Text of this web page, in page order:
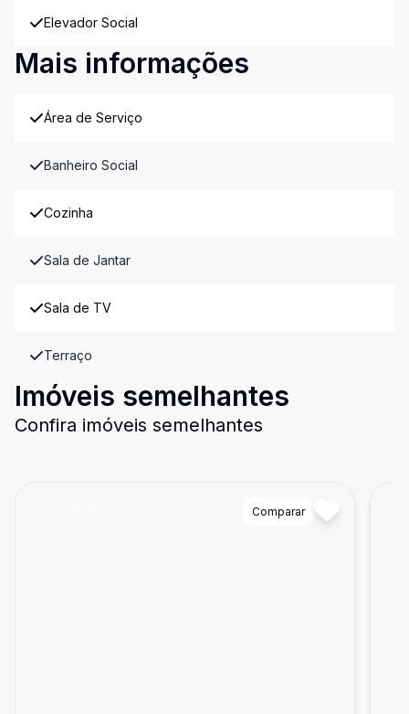
Elevador Social
Mais informações
Área de Serviço
Banheiro Social
Cozinha
Sala de Jantar
Sala de TV
Terraço
Imóveis semelhantes
Confira imóveis semelhantes
Comparar